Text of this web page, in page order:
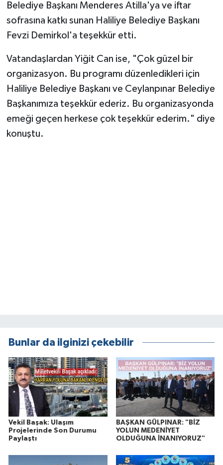
Belediye Başkanı Menderes Atilla'ya ve iftar
sofrasına katkı sunan Haliliye Belediye Başkanı
Fevzi Demirkol'a teşekkür etti.
Vatandaşlardan Yiğit Can ise, "Çok güzel bir
organizasyon. Bu programı düzenledikleri için
Haliliye Belediye Başkanı ve Ceylanpınar Belediye
Başkanımıza teşekkür ederiz. Bu organizasyonda
emeği geçen herkese çok teşekkür ederim." diye
konuştu.
Bunlar da ilginizi çekebilir
Vekil Başak: Ulaşım
Projelerinde Son Durumu
Paylaştı
BAŞKAN GÜLPINAR: "BİZ
YOLUN MEDENİYET
OLDUĞUNA İNANIYORUZ"